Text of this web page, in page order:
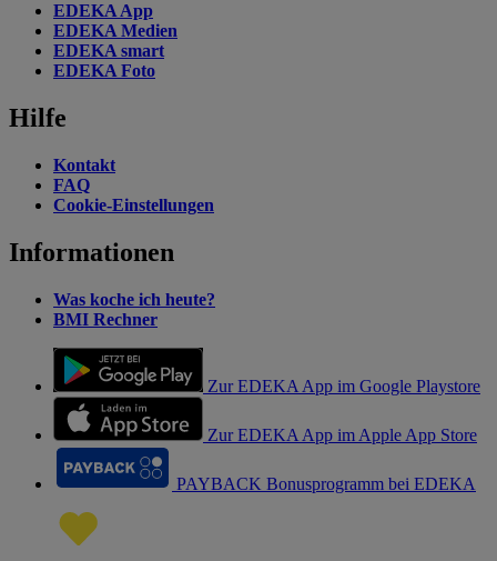
EDEKA App
EDEKA Medien
EDEKA smart
EDEKA Foto
Hilfe
Kontakt
FAQ
Cookie-Einstellungen
Informationen
Was koche ich heute?
BMI Rechner
Zur EDEKA App im Google Playstore
Zur EDEKA App im Apple App Store
PAYBACK Bonusprogramm bei EDEKA